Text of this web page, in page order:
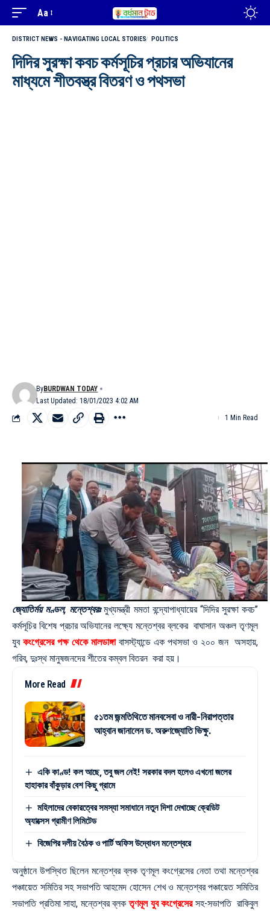
Aa
DISTRICT NEWS - NAVIGATING LOCAL STORIES POLITICS
দিদির সুরক্ষা কবচ কর্মসূচির প্রচার অভিযানের
মাধ্যমে শীতবস্ত্র বিতরণ ও পথসভা
Last Updated: 18/01/2023 4:02 AM
ByBURDWAN TODAY
1 Min Read
জ্যোতির্ময় মণ্ডল, মন্তেশ্বরঃমুখ্যমন্ত্রী মমতা বন্দ্যোপাধ্যায়ের “দিদির সুরক্ষা কবচ”
কর্মসূচির বিশেষ প্রচার অভিযানের লক্ষ্যে মন্তেশ্বর ব্লকের বাঘাসান অঞ্চল তৃণমূল
যুবকংগ্রেসের পক্ষ থেকে মালডাঙ্গা বাসস্ট্যান্ডে এক পথসভা ও ২০০ জন অসহায়,
গরিব, দুঃস্থ মানুষজনদের শীতের কম্বল বিতরন করা হয়।
More Read
৫১তম জন্মতিথিতে মানবসেবা ও নারী-নিরাপত্তার
আহ্বান জানালেন ড. অরুণজ্যোতি ভিক্ষু.
একি কাণ্ড! কল আছে, তবু জল নেই! সরকার বদল হলেও এখনো জলের
হাহাকার বাঁকুড়ার বেশ কিছু গ্রামে
মহিলাদের বেকারত্বের সমস্যা সমাধানে নতুন দিশা দেখাচ্ছে ক্রেডিট
অ্যাক্সেস গ্রামীণ লিমিটেড
বিজেপির দলীয় বৈঠক ও পার্টি অফিস উদ্বোধন মন্তেশ্বরে
অনুষ্ঠানে উপস্থিত ছিলেন মন্তেশ্বর ব্লক তৃণমূল কংগ্রেসের নেতা তথা মন্তেশ্বর
পঞ্চায়েত সমিতির সহ সভাপতি আহমেদ হোসেন শেখ ও মন্তেশ্বর পঞ্চায়েত সমিতির
সভাপতি প্রতিমা সাহা, মন্তেশ্বর ব্লকতৃণমূল যুব কংগ্রেসেরসহ-সভাপতি রাকিবুল